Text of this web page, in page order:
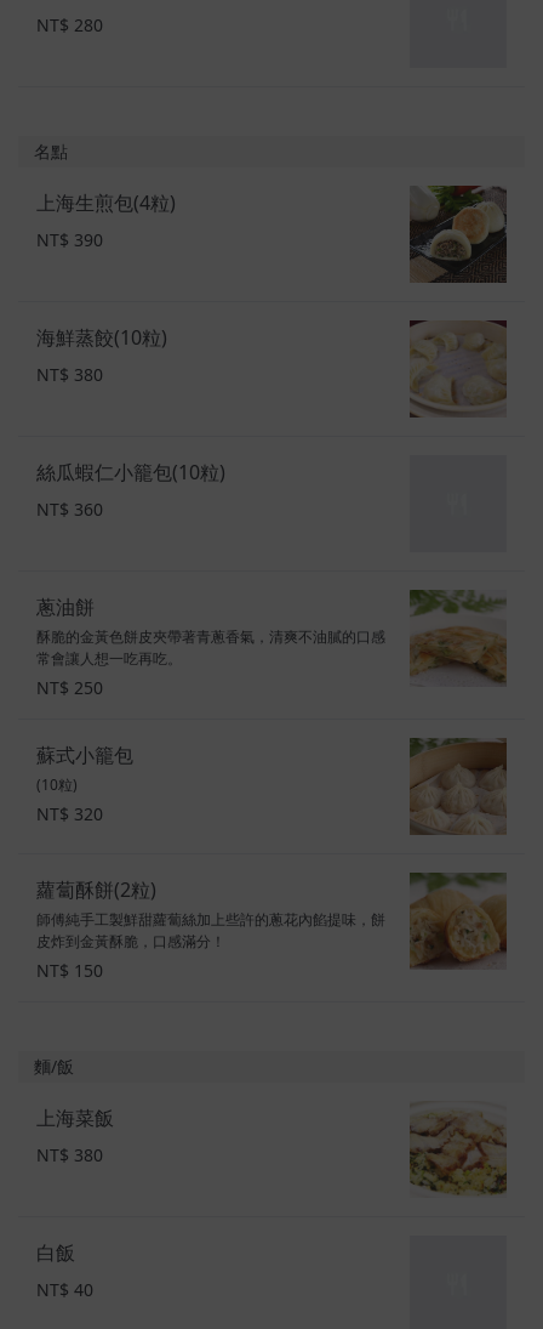
NT$ 280
名點
上海生煎包(4粒)
NT$ 390
海鮮蒸餃(10粒)
NT$ 380
絲瓜蝦仁小籠包(10粒)
NT$ 360
蔥油餅
酥脆的金黃色餅皮夾帶著青蔥香氣，清爽不油膩的口感
常會讓人想一吃再吃。
NT$ 250
蘇式小籠包
(10粒)
NT$ 320
蘿蔔酥餅(2粒)
師傅純手工製鮮甜蘿蔔絲加上些許的蔥花內餡提味，餅
皮炸到金黃酥脆，口感滿分！
NT$ 150
麵/飯
上海菜飯
NT$ 380
白飯
NT$ 40